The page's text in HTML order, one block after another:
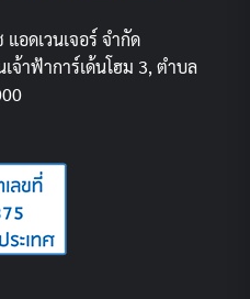
อดเวนเจอร์ จำกัด
าฟ้าการ์เด้นโฮม 3, ตำบล